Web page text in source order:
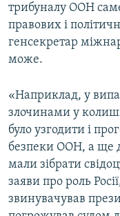
трибуналу ООН
правових і
генсекретар
може.
«Наприклад, у
злочинами у
було узгодити і
безпеки ООН, а ще
мали зібрати
заяви про роль
звинувачував